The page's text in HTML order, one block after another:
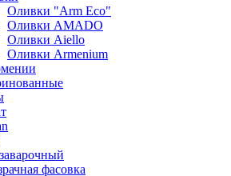
Оливки "Arm Eco"
Оливки AMADO
Оливки Aiello
Оливки Armenium
фасовка